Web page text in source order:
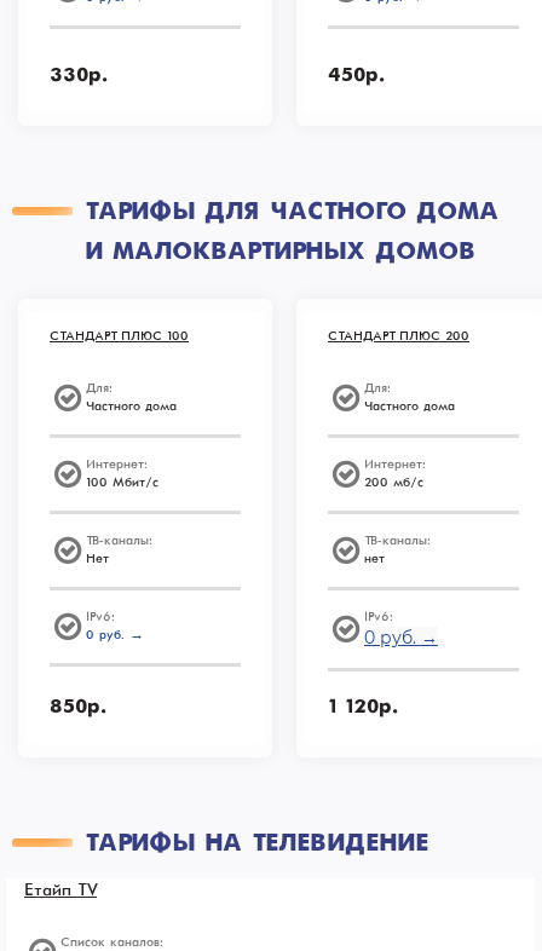
330р. 450р.
ТАРИФЫ ДЛЯ ЧАСТНОГО ДОМА
И МАЛОКВАРТИРНЫХ ДОМОВ
СТАНДАРТ ПЛЮС 100
Для:
Частного дома
Интернет:
100 Мбит/c
ТВ-каналы:
Нет
IPv6:
0 руб. →
850р.
СТАНДАРТ ПЛЮС 200
Для:
Частного дома
Интернет:
200 мб/с
ТВ-каналы:
нет
IPv6:
0 руб. →
1 120р.
ТАРИФЫ НА ТЕЛЕВИДЕНИЕ
Етайп TV
Список каналов: